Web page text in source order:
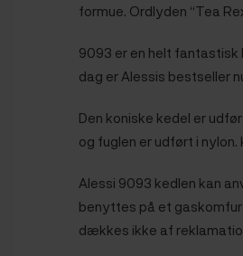
formue. Ordlyden “Tea
9093 er en helt fantastisk
dag er Alessis bestseller
Den koniske kedel er
og fuglen er udført i
Alessi 9093 kedlen kan
benyttes på et
dækkes ikke af